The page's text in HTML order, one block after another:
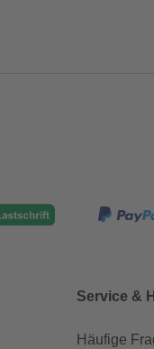
Service &
Häufige